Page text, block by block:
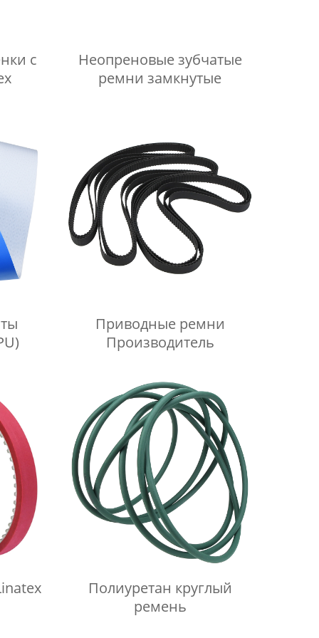
с
Неопреновые зубчатые
ремни замкнутые
Приводные ремни
Производитель
Полиуретан круглый
ремень